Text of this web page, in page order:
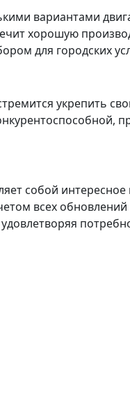
вариантами
хорошую
для городских
укрепить
собой
всех обновлений